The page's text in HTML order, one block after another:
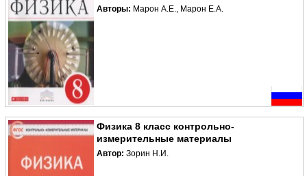
Авторы: Марон А.Е., Марон Е.А.
Физика 8 класс контрольно-
измерительные материалы
Автор: Зорин Н.И.